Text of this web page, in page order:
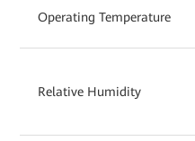
Operating Temperature
Relative Humidity